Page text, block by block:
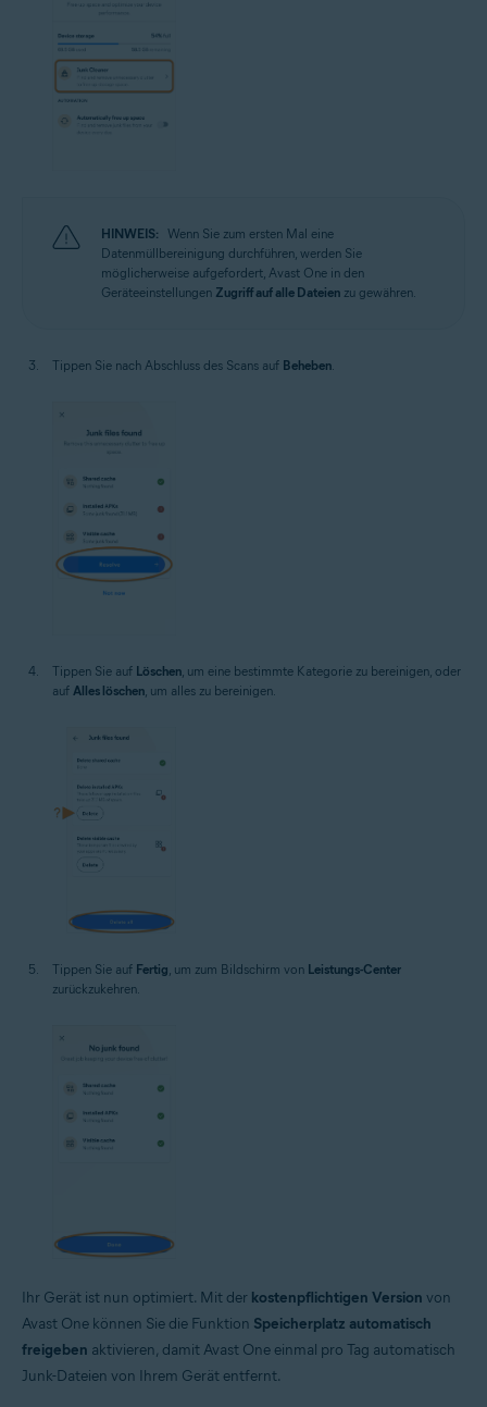
HINWEIS: Wenn Sie zum ersten Mal eine
Datenmüllbereinigung durchführen, werden Sie
möglicherweise aufgefordert, Avast One in den
Geräteeinstellungen Zugriff auf alle Dateien zu gewähren.
Tippen Sie nach Abschluss des Scans auf Beheben
Tippen Sie auf Löschen , um eine bestimmte Kategorie zu bereinigen, oder
auf Alles löschen , um alles zu bereinigen.
Tippen Sie auf Fertig , um zum Bildschirm von Leistungs-Center
zurückzukehren.
Ihr Gerät ist nun optimiert. Mit der kostenpflichtigen Version von
Avast One können Sie die Funktion Speicherplatz automatisch
freigeben aktivieren, damit Avast One einmal pro Tag automatisch
Junk-Dateien von Ihrem Gerät entfernt.